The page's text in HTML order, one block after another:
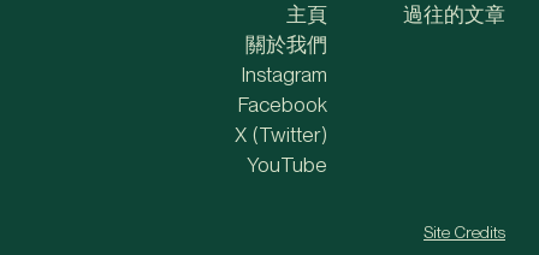
主頁
關於我們
過往的文章
Instagram
Facebook
X (Twitter)
YouTube
Site Credits